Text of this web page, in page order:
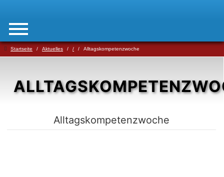
Startseite Aktuelles / Alltagskompetenzwoche
Alltagskompetenzwoche